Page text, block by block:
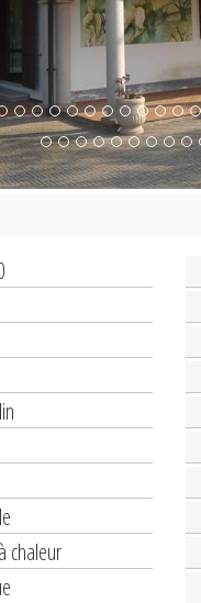
chaleur